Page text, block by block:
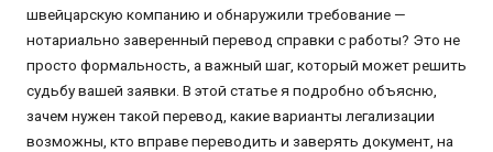
швейцарскую компанию и обнаружили требование —
нотариально заверенный перевод справки с работы? Это не
просто формальность, а важный шаг, который может решить
судьбу вашей заявки. В этой статье я подробно объясню,
зачем нужен такой перевод, какие варианты легализации
возможны, кто вправе переводить и заверять документ, на